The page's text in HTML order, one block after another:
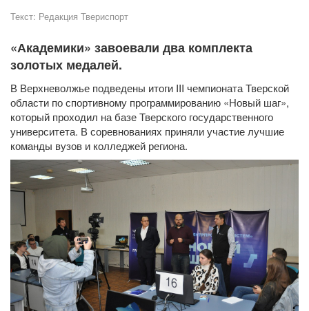
Текст: Редакция Твериспорт
«Академики» завоевали два комплекта
золотых медалей.
В Верхневолжье подведены итоги III чемпионата Тверской
области по спортивному программированию «Новый шаг»,
который проходил на базе Тверского государственного
университета. В соревнованиях приняли участие лучшие
команды вузов и колледжей региона.